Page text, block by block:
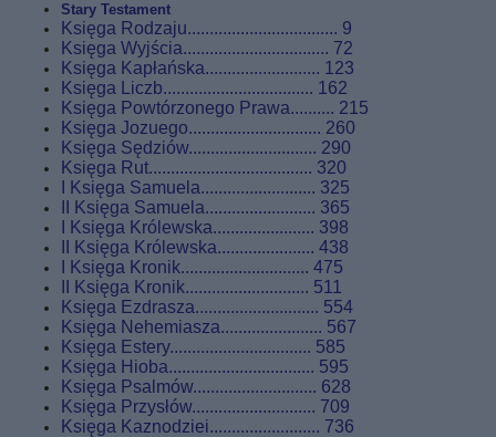
Stary Testament
Księga Rodzaju.................................. 9
Księga Wyjścia................................. 72
Księga Kapłańska.......................... 123
Księga Liczb.................................. 162
Księga Powtórzonego Prawa.......... 215
Księga Jozuego.............................. 260
Księga Sędziów............................. 290
Księga Rut..................................... 320
I Księga Samuela.......................... 325
II Księga Samuela......................... 365
I Księga Królewska....................... 398
II Księga Królewska...................... 438
I Księga Kronik............................. 475
II Księga Kronik............................ 511
Księga Ezdrasza............................ 554
Księga Nehemiasza....................... 567
Księga Estery................................ 585
Księga Hioba................................. 595
Księga Psalmów............................ 628
Księga Przysłów............................ 709
Księga Kaznodziei......................... 736